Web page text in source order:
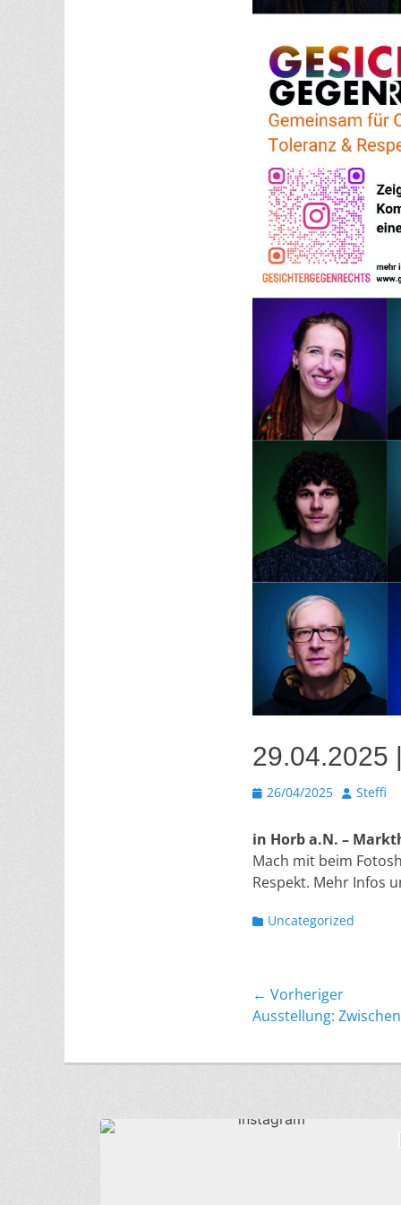
29.04.2025
Veröffentlicht
26/04/2025 Autor
Steffi
in Horb a.N. –
Mach mit beim
Respekt. Mehr Infos
Kategorien
Uncategorized
← Vorheriger
Vorheriger
Ausstellung: